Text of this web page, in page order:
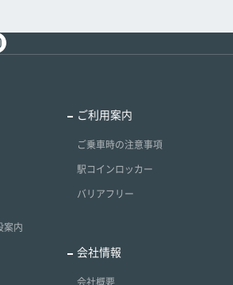
案内
ご利用案内
ご乗車時の注意事項
駅コインロッカー
バリアフリー
会社情報
会社概要